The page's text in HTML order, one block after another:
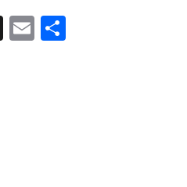
X E
m
Pa